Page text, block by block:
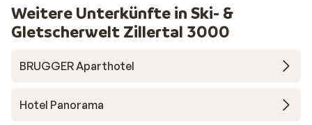
Weitere Unterkünfte in Ski- &
Gletscherwelt Zillertal 3000
BRUGGER Aparthotel
Hotel Panorama